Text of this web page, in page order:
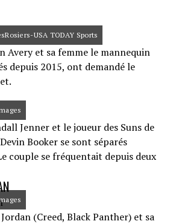
USA TODAY Sports
Avery et sa femme le mannequin
depuis 2015, ont demandé le
Jenner et le joueur des Suns de
Booker se sont séparés
couple se fréquentait depuis deux
(Creed, Black Panther) et sa